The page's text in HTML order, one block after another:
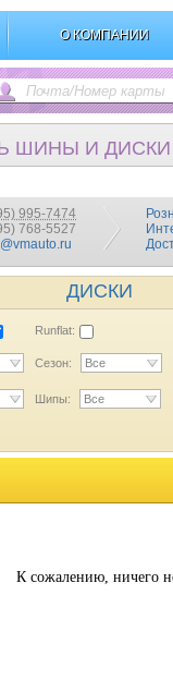
О КОМПАНИИ
ШИНЫ И ДИСКИ
995-7474
768-5527
ДИСКИ
Runflat:
Сезон: Все
Шипы: Все
К сожалению, ничего